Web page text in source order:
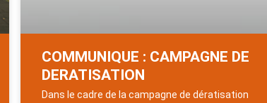
COMMUNIQUE : CAMPAGNE DE
DERATISATION
Dans le cadre de la campagne de dératisation